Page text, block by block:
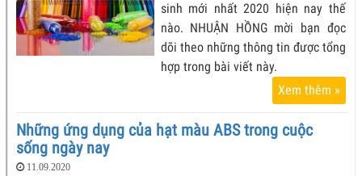
sinh mới nhất 2020 hiện nay thế
nào. NHUẬN HỒNG mời bạn đọc
dõi theo những thông tin được tổng
hợp trong bài viết này.
Xem thêm »
Những ứng dụng của hạt màu ABS trong cuộc
sống ngày nay
11.09.2020